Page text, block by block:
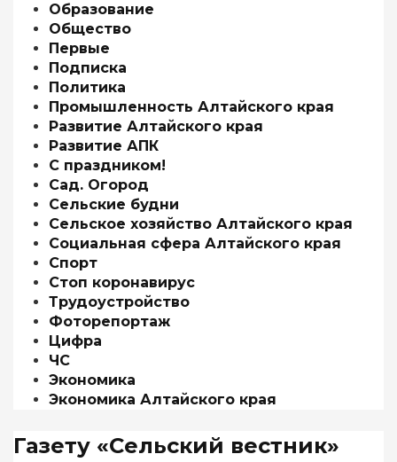
Образование
Общество
Первые
Подписка
Политика
Промышленность Алтайского края
Развитие Алтайского края
Развитие АПК
С праздником!
Сад. Огород
Сельские будни
Сельское хозяйство Алтайского края
Социальная сфера Алтайского края
Спорт
Стоп коронавирус
Трудоустройство
Фоторепортаж
Цифра
ЧС
Экономика
Экономика Алтайского края
Газету «Сельский вестник»